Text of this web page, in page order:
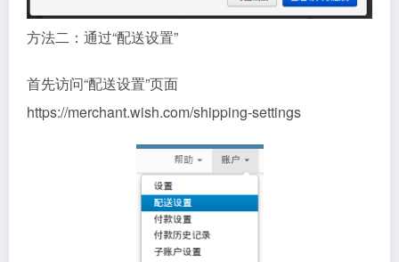
方法二：通过“配送设置”
首先访问“配送设置”页面
https://merchant.wish.com/shipping-settings